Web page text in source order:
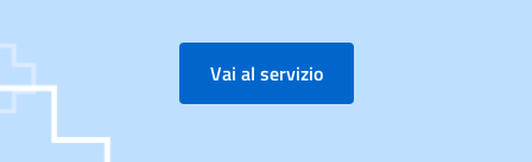
Vai al servizio